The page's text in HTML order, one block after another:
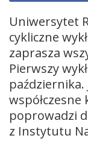
Uniwersytet
cykliczne
zaprasza
Pierwszy
poprowadzi
z Instytutu